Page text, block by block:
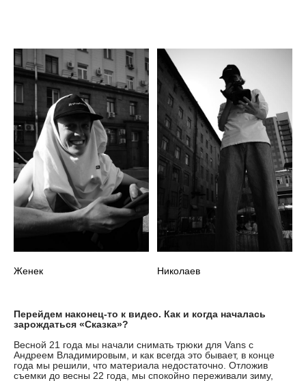
Женек Николаев
Перейдем наконец-то к видео. Как и когда началась
зарождаться «Сказка»?
Весной 21 года мы начали снимать трюки для Vans с
Андреем Владимировым, и как всегда это бывает, в конце
года мы решили, что материала недостаточно. Отложив
съемки до весны 22 года, мы спокойно переживали зиму,